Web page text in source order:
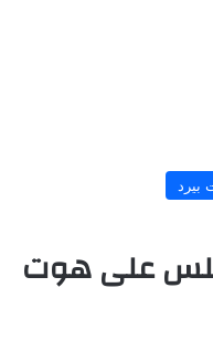
بيرد
على هوت